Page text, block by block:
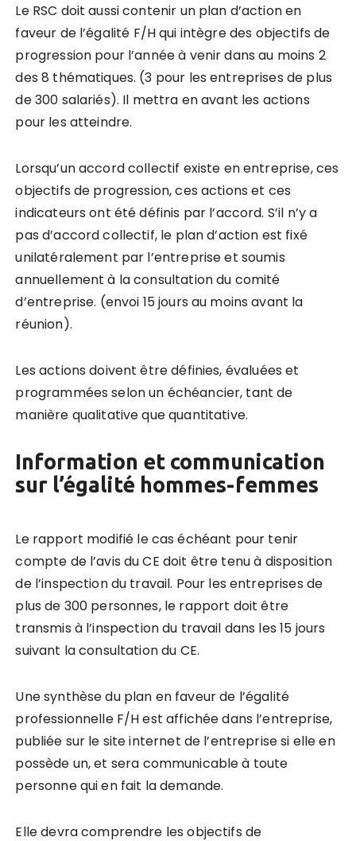
Le RSC doit aussi contenir un plan d’action en
faveur de l’égalité F/H qui intègre des objectifs de
progression pour l’annéeà venir dans au moins 2
des 8 thématiques. (3 pour les entreprises de plus
de 300 salariés). Il mettra en avant les actions
pour les atteindre.
Lorsqu’un accord collectif existe en entreprise, ces
objectifs de progression, ces actions et ces
indicateurs ont été définis par l’accord. S’il n’y a
pas d’accord collectif, le plan d’action est fixé
unilatéralement par l’entreprise et soumis
annuellementà la consultation du comité
d’entreprise. (envoi 15 jours au moins avant la
réunion).
Les actions doivent être définies, évaluées et
programmées selon un échéancier, tant de
manière qualitative que quantitative.
Information et communication
sur l’égalité hommes-femmes
Le rapport modifié le caséchéant pour tenir
compte de l’avis du CE doit être tenuà disposition
de l’inspection du travail. Pour les entreprises de
plus de 300 personnes, le rapport doitêtre
transmis à l’inspection du travail dans les 15 jours
suivant la consultation du CE.
Une synthèse du plan en faveur de l’égalité
professionnelle F/H est affichée dans l’entreprise,
publiée sur le site internet de l’entreprise si elle en
possède un, et sera communicableà toute
personne qui en fait la demande.
Elle devra comprendre les objectifs de